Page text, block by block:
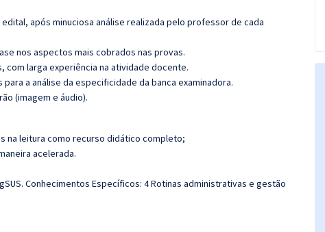
após minuciosa análise realizada pelo professor de cada
nos aspectos mais cobrados nas provas.
larga experiência na atividade docente.
a análise da especificidade da banca examinadora.
(imagem e áudio).
na leitura como recurso didático completo;
acelerada.
Conhecimentos Específicos: 4 Rotinas administrativas e gestão